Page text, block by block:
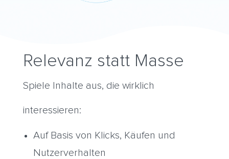
Relevanz statt Masse
Spiele Inhalte aus, die wirklich
interessieren:
Auf Basis von Klicks, Käufen und
Nutzerverhalten